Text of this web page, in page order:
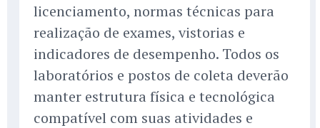
licenciamento, normas técnicas para
realização de exames, vistorias e
indicadores de desempenho. Todos os
laboratórios e postos de coleta deverão
manter estrutura física e tecnológica
compatível com suas atividades e